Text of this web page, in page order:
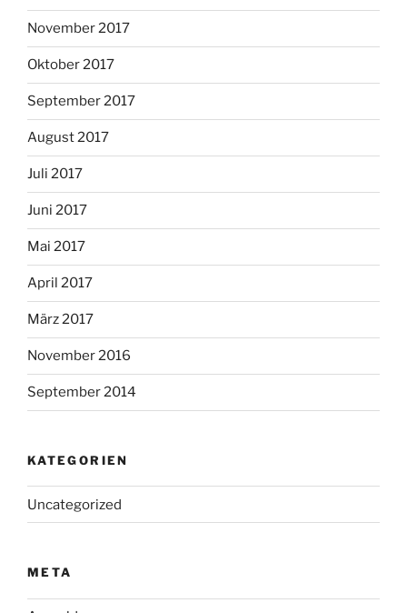
November 2017
Oktober 2017
September 2017
August 2017
Juli 2017
Juni 2017
Mai 2017
April 2017
März 2017
November 2016
September 2014
KATEGORIEN
Uncategorized
META